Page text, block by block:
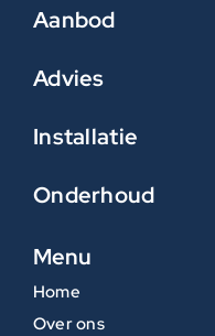
Aanbod
Advies
Installatie
Onderhoud
Menu
Home
Over ons